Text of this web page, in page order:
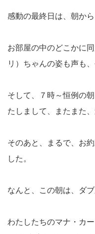
感動の最終日は、朝か
お部屋の中のどこかに
リ）ちゃんの姿も声も
そして、７時～恒例の
たしまして、またまた
そのあと、まるで、お
した。
なんと、この朝は、ダ
わたしたちのマナ・カ